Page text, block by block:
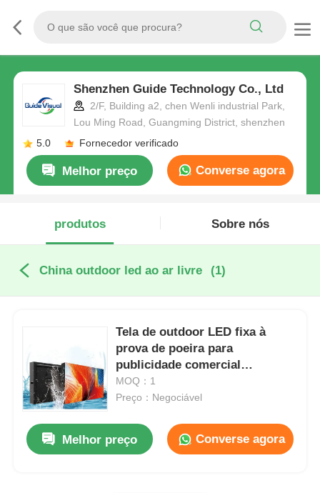
Shenzhen Guide Technology Co., Ltd
2/F, Building a2, chen Wenli industrial Park,
Lou Ming Road, Guangming District, shenzhen
5.0
Fornecedor verificado
Melhor preço Converse agora
produtos Sobre nós
China outdoor led ao ar livre (1)
Tela de outdoor LED fixa à
prova de poeira para
publicidade comercial
6000mcd/m²
MOQ：1
Preço：Negociável
Melhor preço Converse agora